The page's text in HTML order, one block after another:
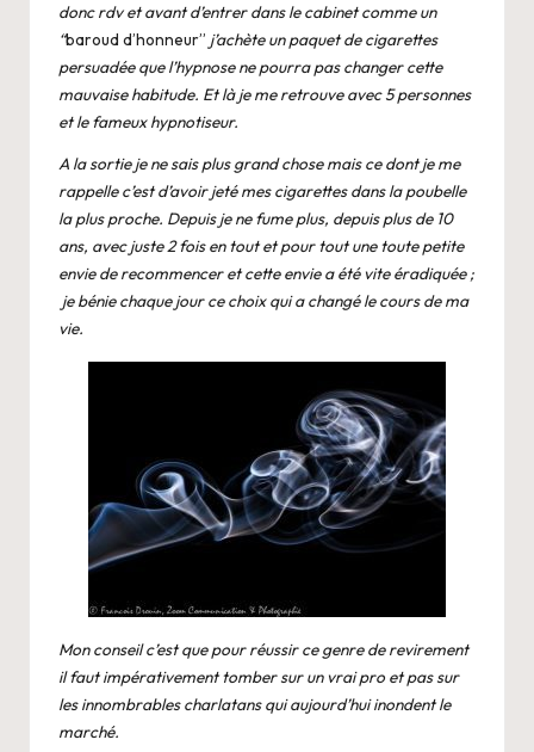
donc rdv et avant d’entrer dans le cabinet comme un
“baroud d’honneur” j’achète un paquet de cigarettes
persuadée que l’hypnose ne pourra pas changer cette
mauvaise habitude. Et là je me retrouve avec 5 personnes
et le fameux hypnotiseur.
A la sortie je ne sais plus grand chose mais ce dont je me
rappelle c’est d’avoir jeté mes cigarettes dans la poubelle
la plus proche. Depuis je ne fume plus, depuis plus de 10
ans, avec juste 2 fois en tout et pour tout une toute petite
envie de recommencer et cette envie a été vite éradiquée ;
je bénie chaque jour ce choix qui a changé le cours de ma
vie.
Mon conseil c’est que pour réussir ce genre de revirement
il faut impérativement tomber sur un vrai pro et pas sur
les innombrables charlatans qui aujourd’hui inondent le
marché.